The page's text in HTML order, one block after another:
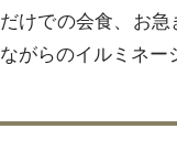
平日
プロ
だけでの会食、お
ながらのイルミネー